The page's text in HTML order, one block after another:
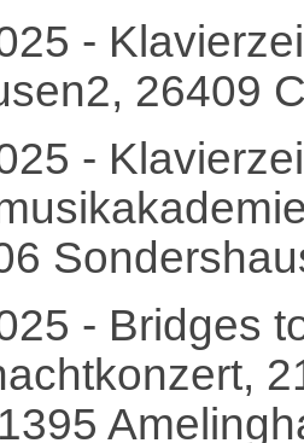
-
26409
-
- Bridges